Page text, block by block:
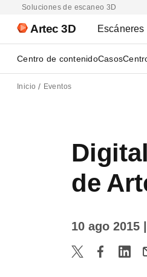
Soluciones de escaneo 3D
Artec 3D Escáneres
Centro de contenidoCasos
Inicio Eventos
de
10 ago 2015